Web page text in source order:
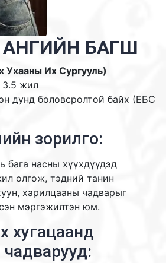
АНГИЙН БАГШ
Их Сургууль)
3.5 жил
дунд боловсролтой байх (ЕБС
зорилго:
бага насны хүүхдүүдэд
олгож, тэдний танин
харилцааны чадварыг
мэргэжилтэн юм.
хугацаанд